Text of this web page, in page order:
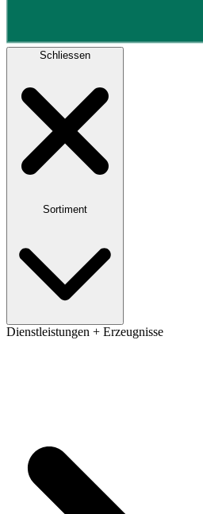
Schliessen
Sortiment
Dienstleistungen + Erzeugnisse